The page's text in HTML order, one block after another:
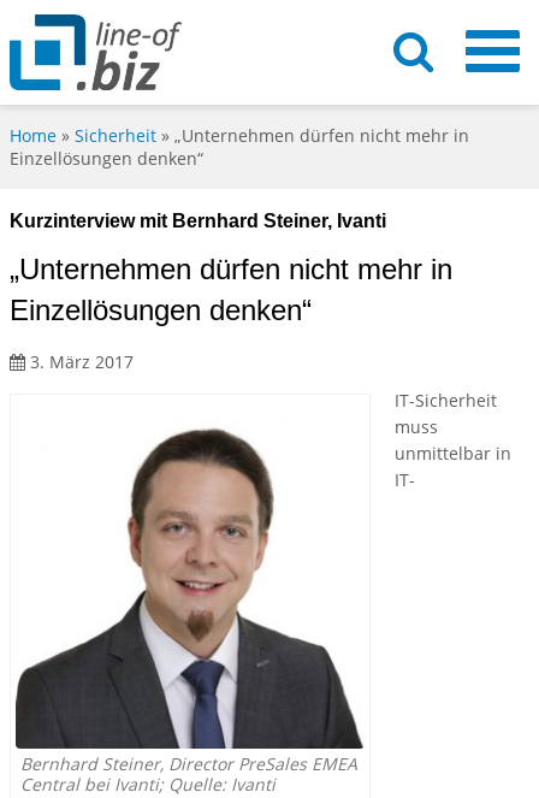
Home » Sicherheit » „Unternehmen dürfen nicht mehr in
Einzellösungen denken“
Kurzinterview mit Bernhard Steiner, Ivanti
„Unternehmen dürfen nicht mehr in
Einzellösungen denken“
3. März 2017
Bernhard Steiner, Director PreSales EMEA
Central bei Ivanti; Quelle: Ivanti
IT-Sicherheit
muss
unmittelbar in
IT-